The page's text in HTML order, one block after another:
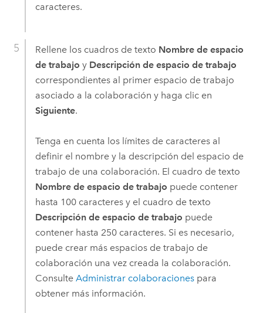
caracteres.
Rellene los cuadros de texto Nombre de espacio
de trabajo y Descripción de espacio de trabajo
correspondientes al primer espacio de trabajo
asociado a la colaboración y haga clic en
Siguiente.
Tenga en cuenta los límites de caracteres al
definir el nombre y la descripción del espacio de
trabajo de una colaboración. El cuadro de texto
Nombre de espacio de trabajo puede contener
hasta 100 caracteres y el cuadro de texto
Descripción de espacio de trabajo puede
contener hasta 250 caracteres. Si es necesario,
puede crear más espacios de trabajo de
colaboración una vez creada la colaboración.
Consulte Administrar colaboracionespara
obtener más información.